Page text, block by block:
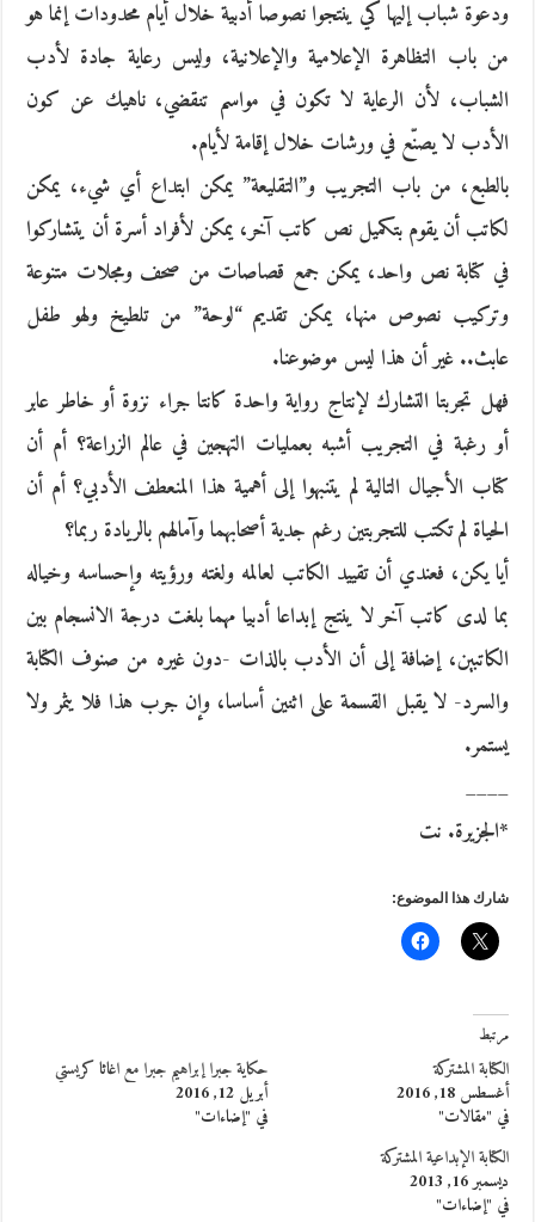
ودعوة شباب إليها كي ينتجوا نصوصا أدبية خلال أيام محدودات إنما هو
من باب التظاهرة الإعلامية والإعلانية، وليس رعاية جادة لأدب
الشباب، لأن الرعاية لا تكون في مواسم تنقضي، ناهيك عن كون
الأدب لا يصنّع في ورشات خلال إقامة لأيام.
بالطبع، من باب التجريب و”التقليعة” يمكن ابتداع أي شيء، يمكن
لكاتب أن يقوم بتكميل نص كاتب آخر، يمكن لأفراد أسرة أن يتشاركوا
في كتابة نص واحد، يمكن جمع قصاصات من صحف ومجلات متنوعة
وتركيب نصوص منها، يمكن تقديم “لوحة” من تلطيخ ولهو طفل
عابث.. غير أن هذا ليس موضوعنا.
فهل تجربتا التشارك لإنتاج رواية واحدة كانتا جراء نزوة أو خاطر عابر
أو رغبة في التجريب أشبه بعمليات التهجين في عالم الزراعة؟ أم أن
كتاب الأجيال التالية لم يتنبهوا إلى أهمية هذا المنعطف الأدبي؟ أم أن
الحياة لم تكتب للتجربتين رغم جدية أصحابهما وآمالهم بالريادة ربما؟
أيا يكن، فعندي أن تقييد الكاتب لعالمه ولغته ورؤيته وإحساسه وخياله
بما لدى كاتب آخر لا ينتج إبداعا أدبيا مهما بلغت درجة الانسجام بين
الكاتبين، إضافة إلى أن الأدب بالذات -دون غيره من صنوف الكتابة
والسرد- لا يقبل القسمة على اثنين أساسا، وإن جرب هذا فلا يثمر ولا
يستمر.
____
*الجزيرة. نت
شارك هذا الموضوع:
مرتبط
الكتابة المشتركة
أغسطس 18, 2016
في "مقالات"
حكاية جبرا إبراهيم جبرا مع اغاثا كريستي
أبريل 12, 2016
في "إضاءات"
الكتابة الإبداعية المشتركة
ديسمبر 16, 2013
في "إضاءات"